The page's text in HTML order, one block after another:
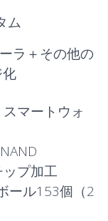
ム
ラ＋その他の
マートウォ
プ加工
ール153個（2